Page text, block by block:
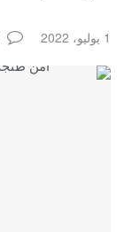
1 يوليو، 2022